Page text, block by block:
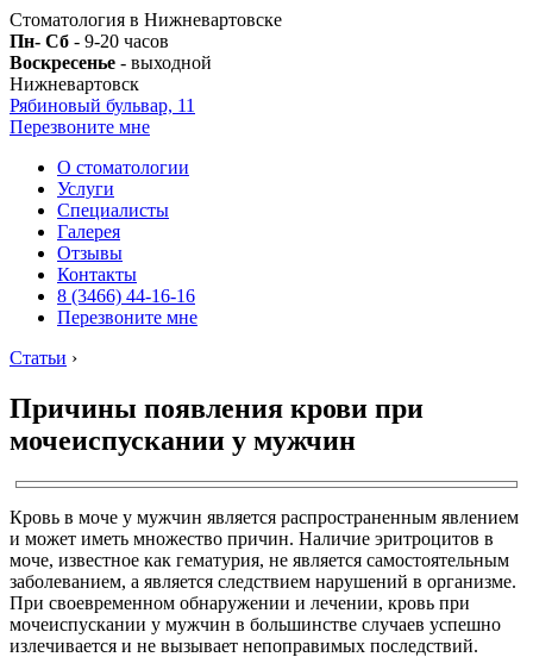
Стоматология в Нижневартовске
Пн- Сб - 9-20 часов
Воскресенье - выходной
Нижневартовск
Рябиновый бульвар, 11
Перезвоните мне
О стоматологии
Услуги
Специалисты
Галерея
Отзывы
Контакты
8 (3466) 44-16-16
Перезвоните мне
Статьи ›
Причины появления крови при
мочеиспускании у мужчин
Кровь в моче у мужчин является распространенным явлением
и может иметь множество причин. Наличие эритроцитов в
моче, известное как гематурия, не является самостоятельным
заболеванием, а является следствием нарушений в организме.
При своевременном обнаружении и лечении, кровь при
мочеиспускании у мужчин в большинстве случаев успешно
излечивается и не вызывает непоправимых последствий.